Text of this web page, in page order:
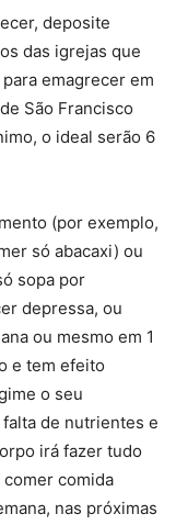
deposite
das igrejas que
emagrecer em
São Francisco
o ideal serão 6
(por exemplo,
só abacaxi) ou
sopa por
depressa, ou
ou mesmo em 1
e tem efeito
o seu
de nutrientes e
irá fazer tudo
comida
nas próximas